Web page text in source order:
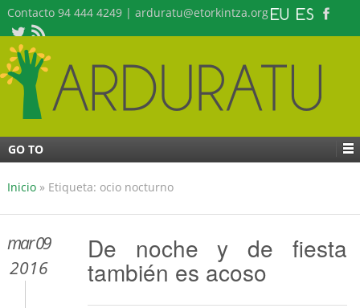
Contacto 94 444 4249 | arduratu@etorkintza.org
GO TO
Inicio» Etiqueta: ocio nocturno
mar 09
2016
De noche y de fiesta
también es acoso